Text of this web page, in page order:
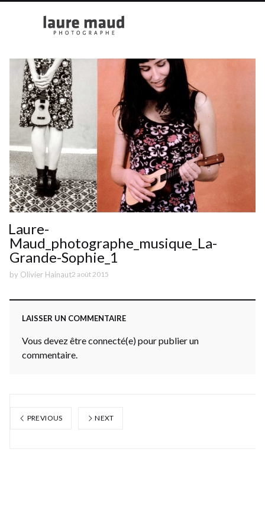
Laure-
Maud_photographe_musique_La-
Grande-Sophie_1
by Olivier Hainaut2 août 2015
LAISSER UN COMMENTAIRE
Vous devez être connecté(e) pour publier un
commentaire.
PREVIOUS NEXT